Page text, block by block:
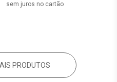
sem juros no cartão
PRODUTOS